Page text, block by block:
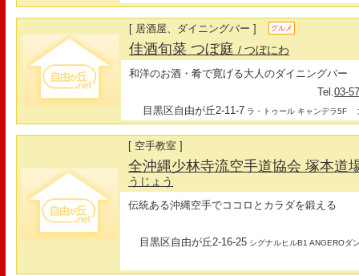
[ 居酒屋、ダイニングバー ] グルメ
佳酒旬菜 つぼ庭/ つぼにわ
和洋のお酒・肴で寛げる大人のダイニングバー
Tel.03-
目黒区自由が丘2-11-7 ラ・トゥール キャンデラ5F
[ 空手教室 ]
全沖縄少林寺流空手道協会 塚本道
うじょう
伝統ある沖縄空手でココロとカラダを鍛える
目黒区自由が丘2-16-25 シグナルヒルB1 ANGEROダ